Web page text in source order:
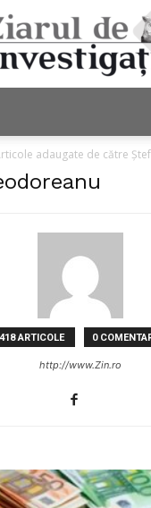
Investigații
adaugate de către
ARTICOLE 0
http://www.Zin.ro